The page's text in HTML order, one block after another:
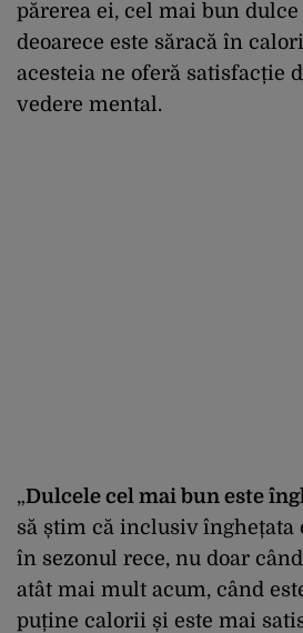
părerea ei, cel mai bun dulce
deoarece este săracă în
acesteia ne oferă satisfacție
vedere mental.
„Dulcele cel mai bun este
să știm că inclusiv înghețata
în sezonul rece, nu doar
atât mai mult acum, când
puține calorii și este mai